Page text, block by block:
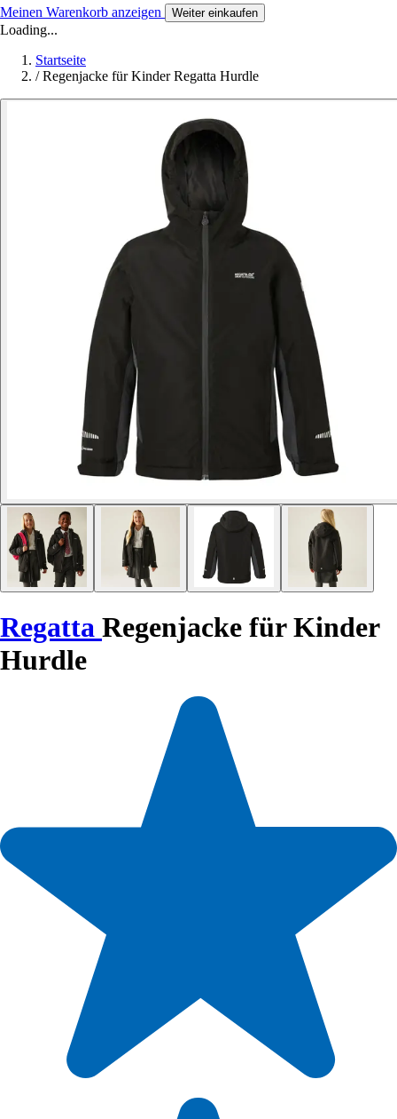
Meinen Warenkorb anzeigen Weiter einkaufen
Loading...
Startseite
/ Regenjacke für Kinder Regatta Hurdle
Regatta Regenjacke für Kinder
Hurdle